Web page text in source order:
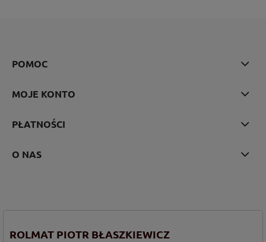
POMOC
MOJE KONTO
PŁATNOŚCI
O NAS
ROLMAT PIOTR BŁASZKIEWICZ